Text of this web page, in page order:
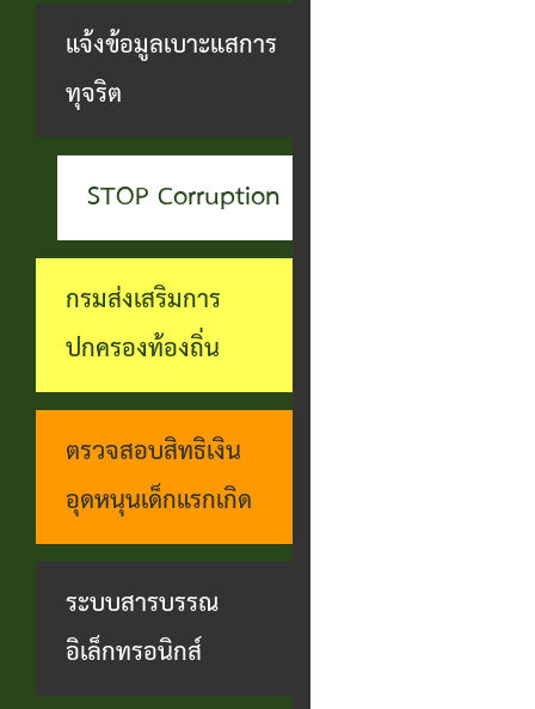
ทุกข์
ตรวจ
สอบ
ชื่อ
เงิน
บัญชี
เบี้ย
ยังชีพ
ระบบงาน
บริการ
ประชาชน
กอง
สาธารณสุข
และสิ่ง
แวดล้อม
กอง
การ
ศึกษา
บุคคล
ที่น่า
ยกย่อง
การ
การตาม
การ
บริหาร
งาน
บุคคล
บุคคล
ช่อง
ทางการ
รับฟัง
ความ
คิดเห็น
แจ้ง
ข้อมูล
เบาะแส
การ
ทุจริต
แจ้งข้อมูลเบาะแสการ
ทุจริต
STOP Corruption
กรมส่งเสริมการ
ปกครองท้องถิ่น
ตรวจสอบสิทธิเงิน
อุดหนุนเด็กแรกเกิด
ระบบสารบรรณ
อิเล็กทรอนิกส์